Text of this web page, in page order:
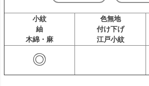
小紋
紬
木綿・麻
色無地
付け下げ
江戸小紋
◎